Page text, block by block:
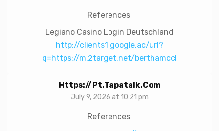
References:
Legiano Casino Login Deutschland
http://clients1.google.ac/url?
q=https://m.2target.net/berthamccl
Https://pt.tapatalk.com
July 9, 2026 at 10:21 pm
References: